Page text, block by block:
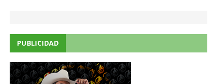
PUBLICIDAD